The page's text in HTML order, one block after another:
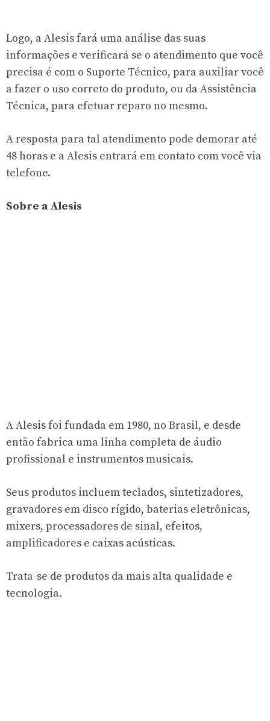
Logo, a Alesis fará uma análise das suas
informações e verificará se o atendimento que você
precisa é com o Suporte Técnico, para auxiliar você
a fazer o uso correto do produto, ou da Assistência
Técnica, para efetuar reparo no mesmo.
A resposta para tal atendimento pode demorar até
48 horas e a Alesis entrará em contato com você via
telefone.
Sobre a Alesis
A Alesis foi fundada em 1980, no Brasil, e desde
então fabrica uma linha completa de áudio
profissional e instrumentos musicais.
Seus produtos incluem teclados, sintetizadores,
gravadores em disco rígido, baterias eletrônicas,
mixers, processadores de sinal, efeitos,
amplificadores e caixas acústicas.
Trata-se de produtos da mais alta qualidade e
tecnologia.